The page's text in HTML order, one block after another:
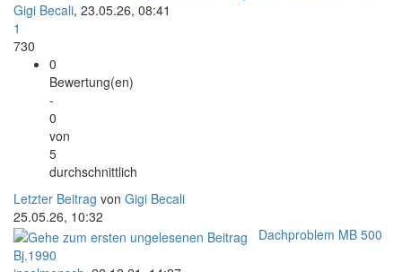
Gigi Becali, 23.05.26, 08:41
1
730
0
Bewertung(en)
-
0
von
5
durchschnittlich
Letzter Beitrag von Gigi Becali
25.05.26, 10:32
Dachproblem MB 500
Bj.1990